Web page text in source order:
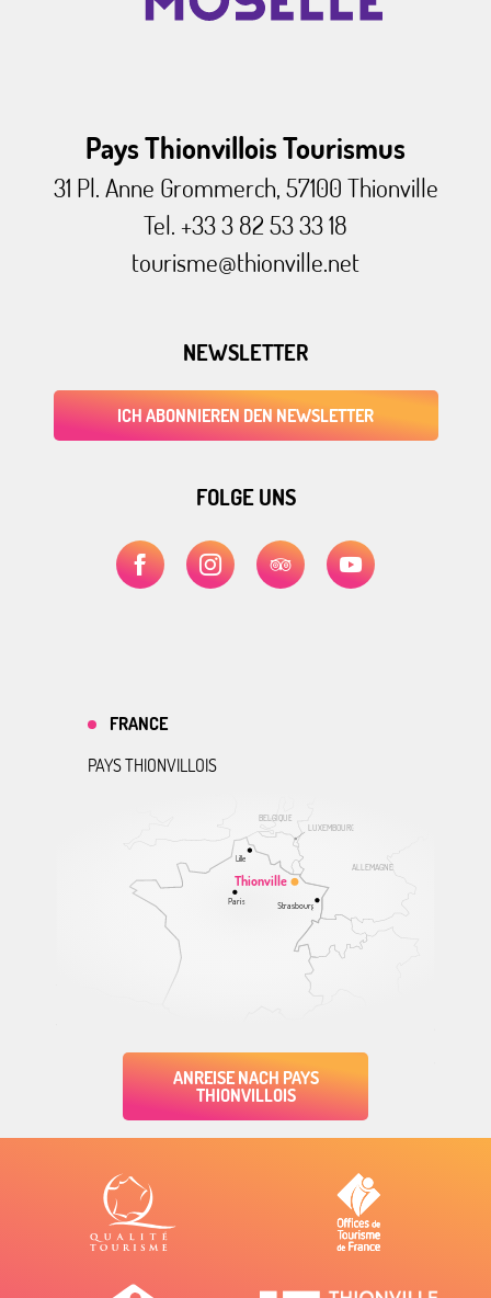
Pays Thionvillois Tourismus
31 Pl. Anne Grommerch, 57100 Thionville
Tel. +33 3 82 53 33 18
tourisme@thionville.net
NEWSLETTER
ICH ABONNIEREN DEN NEWSLETTER
FOLGE UNS
ALLEMAGNE
BELGIQUE
LUXEMBOURG
Thionville
Lille
Paris Strasbourg
FRANCE
PAYS THIONVILLOIS
ANREISE NACH PAYS
THIONVILLOIS